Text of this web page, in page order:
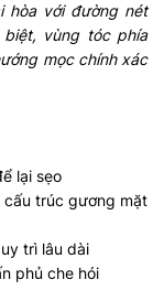
hòa với đường nét
vùng tóc phía
mọc chính xác
lại sẹo
cấu trúc gương mặt
trì lâu dài
phủ che hói